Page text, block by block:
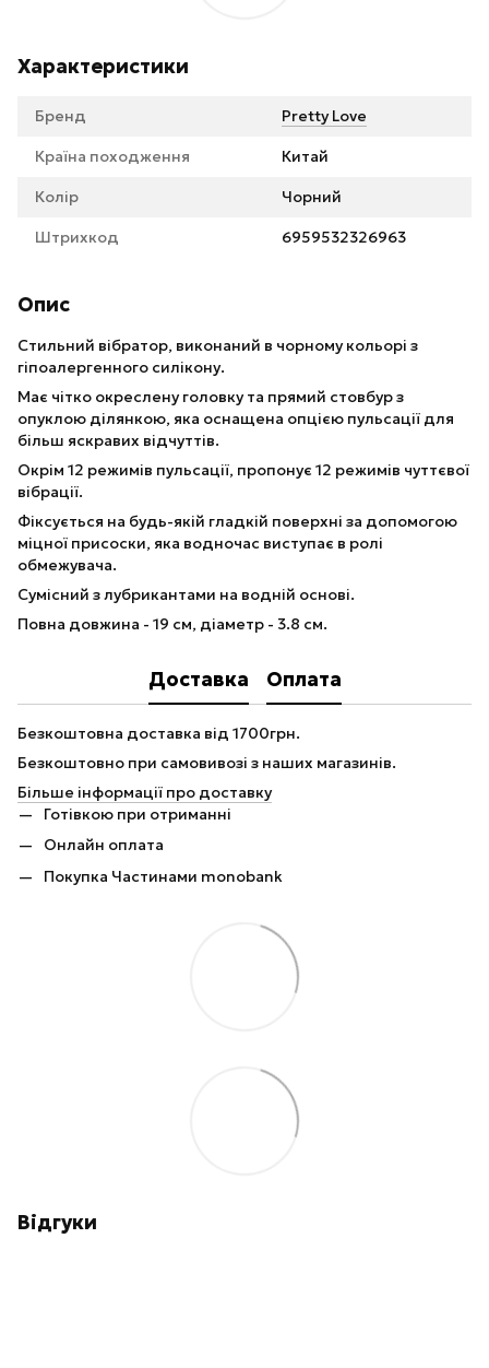
Характеристики
Бренд Pretty Love
Країна походження Китай
Колір Чорний
Штрихкод 6959532326963
Опис
Стильний вібратор, виконаний в чорному кольорі з
гіпоалергенного силікону.
Має чітко окреслену головку та прямий стовбур з
опуклою ділянкою, яка оснащена опцією пульсації для
більш яскравих відчуттів.
Окрім 12 режимів пульсації, пропонує 12 режимів чуттєвої
вібрації.
Фіксується на будь-якій гладкій поверхні за допомогою
міцної присоски, яка водночас виступає в ролі
обмежувача.
Сумісний з лубрикантами на водній основі.
Повна довжина - 19 см, діаметр - 3.8 см.
Доставка Оплата
Безкоштовна доставка від 1700грн.
Безкоштовно при самовивозі з наших магазинів.
Більше інформації про доставку
Готівкою при отриманні
Онлайн оплата
Покупка Частинами monobank
Відгуки